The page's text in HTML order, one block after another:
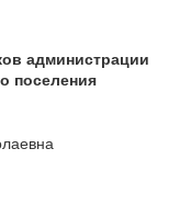
администрации
поселения